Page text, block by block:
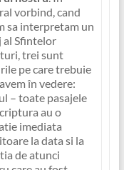
vorbind, cand
sa interpretam un
al Sfintelor
trei sunt
pe care trebuie
în vedere:
– toate pasajele
au o
imediata
la data si la
de atunci